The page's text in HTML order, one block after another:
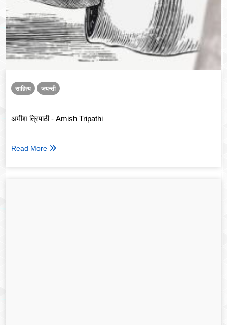
साहित्य जयन्ती
अमीश त्रिपाठी - Amish Tripathi
Read More